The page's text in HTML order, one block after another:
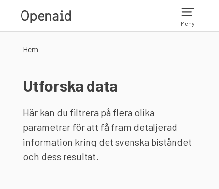
Meny
Hem
Utforska data
Här kan du filtrera på flera olika
parametrar för att få fram detaljerad
information kring det svenska biståndet
och dess resultat.